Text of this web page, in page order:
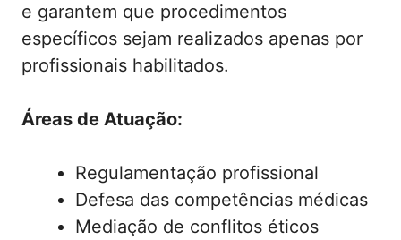
e garantem que procedimentos
específicos sejam realizados apenas por
profissionais habilitados.
Áreas de Atuação:
Regulamentação profissional
Defesa das competências médicas
Mediação de conflitos éticos